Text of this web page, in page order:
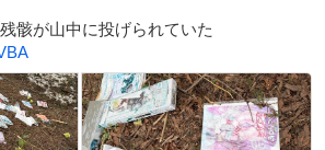
骸が山中に投げられていた